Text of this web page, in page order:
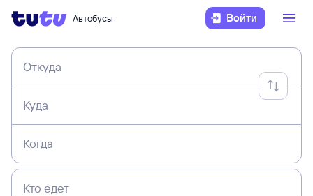
Автобусы Войти
Откуда
Куда
Когда
Кто едет